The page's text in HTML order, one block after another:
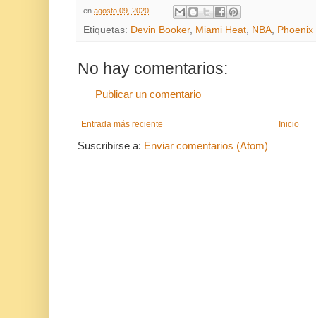
en agosto 09, 2020
Etiquetas: Devin Booker, Miami Heat NBA Phoenix
No hay comentarios:
Publicar un comentario
Entrada más reciente Inicio
Suscribirse a: Enviar comentarios (Atom)